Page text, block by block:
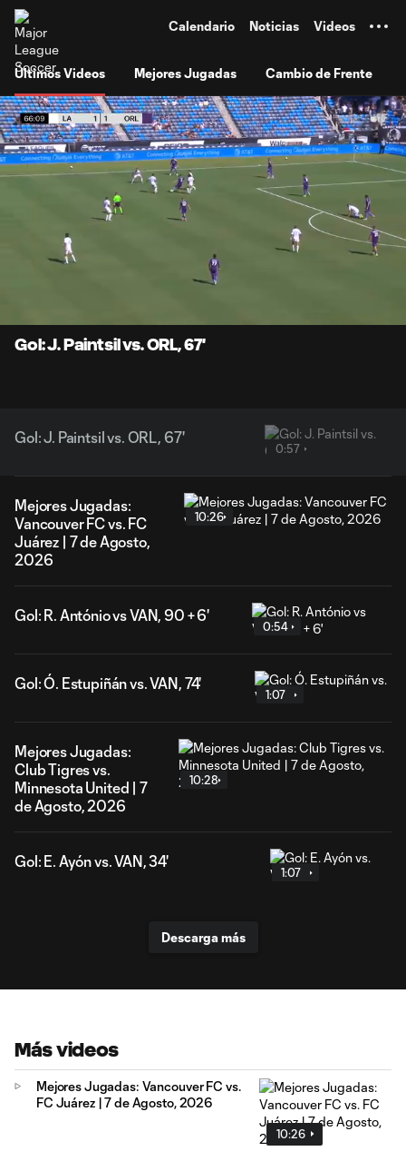
Calendario Noticias Videos
Últimos Videos Mejores Jugadas Cambio de Frente
Loaded
86.44%
0:57
Gol: J. Paintsil vs. ORL, 67'
Gol: J. Paintsil vs. ORL, 67'
0:57
Mejores Jugadas:
Vancouver FC vs. FC
Juárez | 7 de Agosto,
2026
10:26
Gol: R. António vs VAN, 90 + 6'
0:54
Gol: Ó. Estupiñán vs. VAN, 74'
1:07
Mejores Jugadas:
Club Tigres vs.
Minnesota United | 7
de Agosto, 2026
10:28
Gol: E. Ayón vs. VAN, 34'
1:07
Descarga más
Más videos
10:26
Mejores Jugadas: Vancouver FC vs.
FC Juárez | 7 de Agosto, 2026